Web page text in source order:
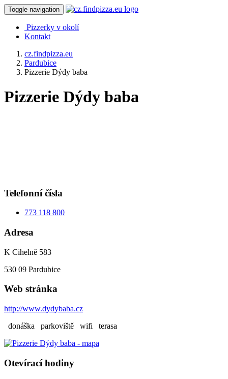
Toggle navigation
Pizzerky v okolí
Kontakt
cz.findpizza.eu
Pardubice
Pizzerie Dýdy baba
Pizzerie Dýdy baba
Telefonní čísla
773 118 800
Adresa
K Cihelně 583
530 09 Pardubice
Web stránka
http://www.dydybaba.cz
donáška
parkoviště wifi terasa
Otevírací hodiny